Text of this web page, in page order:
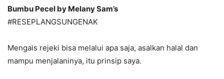
Bumbu Pecel by Melany Sam’s
#RESEPLANGSUNGENAK
Mengais rejeki bisa melalui apa saja, asalkan halal dan
mampu menjalaninya, itu prinsip saya.